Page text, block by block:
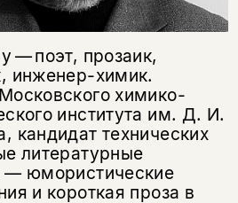
— поэт, прозаик,
инженер-химик.
химико-
института им. Д. И.
кандидат технических
литературные
— юмористические
и короткая проза в
Телеграм Дзен